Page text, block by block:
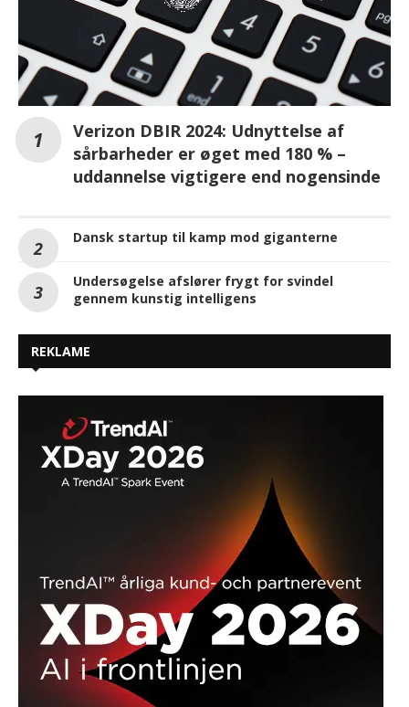
Verizon DBIR 2024: Udnyttelse af
sårbarheder er øget med 180 % –
uddannelse vigtigere end nogensinde
Dansk startup til kamp mod giganterne
Undersøgelse afslører frygt for svindel
gennem kunstig intelligens
REKLAME